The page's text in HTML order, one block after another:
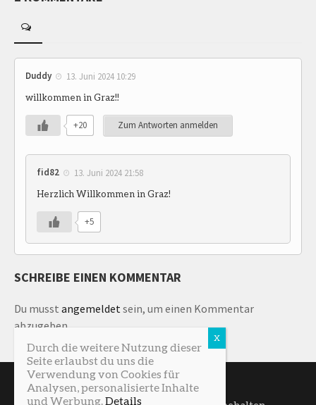
Duddy 13. Juni 2024 10:29
willkommen in Graz!!
+20 Zum Antworten anmelden
fid82 13. Juni 2024 21:58
Herzlich Willkommen in Graz!
+5
SCHREIBE EINEN KOMMENTAR
Du musst angemeldet sein, um einen Kommentar
abzugeben.
Durch die weitere Nutzung dieser
Seite erlaubst du uns die
Verwendung von Cookies für
Analysen, personalisierte Inhalte
und Werbung.Details